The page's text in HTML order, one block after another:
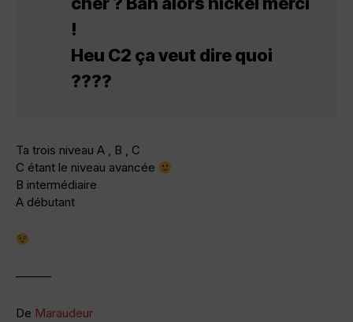
!
Heu C2 ça veut dire quoi
????
Ta trois niveau A , B , C
C étant le niveau avancée
B intermédiaire
A débutant
———
De Maraudeur